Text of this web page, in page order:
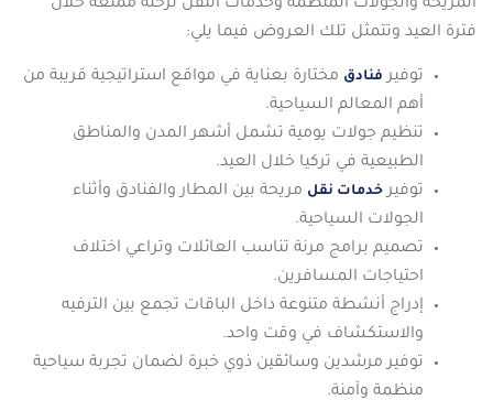
المريحة والجولات المنظمة وخدمات النقل لرحلة ممتعة خلال
فترة العيد وتتمثل تلك العروض فيما يلي:
توفير فنادق مختارة بعناية في مواقع استراتيجية قريبة من
أهم المعالم السياحية.
تنظيم جولات يومية تشمل أشهر المدن والمناطق
الطبيعية في تركيا خلال العيد.
توفير خدمات نقل مريحة بين المطار والفنادق وأثناء
الجولات السياحية.
تصميم برامج مرنة تناسب العائلات وتراعي اختلاف
احتياجات المسافرين.
إدراج أنشطة متنوعة داخل الباقات تجمع بين الترفيه
والاستكشاف في وقت واحد.
توفير مرشدين وسائقين ذوي خبرة لضمان تجربة سياحية
منظمة وآمنة.